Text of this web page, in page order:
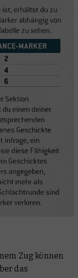
Zug können
das